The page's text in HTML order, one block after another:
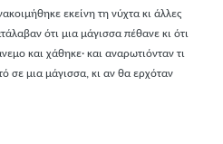
εκείνη τη νύχτα κι άλλες
ότι μια μάγισσα πέθανε κι ότι
και χάθηκε·και αναρωτιόνταν τι
σε μια μάγισσα, κι αν θα ερχόταν